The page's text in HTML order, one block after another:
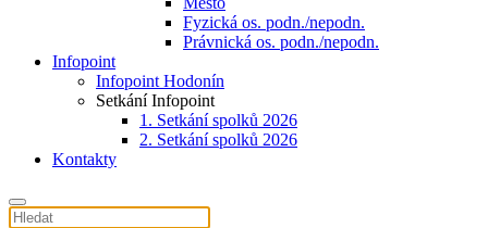
Fyzická os. podn./nepodn.
Právnická os. podn./nepodn.
Infopoint
Infopoint Hodonín
Setkání Infopoint
1. Setkání spolků 2026
2. Setkání spolků 2026
Kontakty